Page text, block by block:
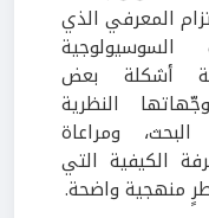
المعرفي الذي
بُغية أشكلة بعض
النظرية
ومراعاة
الكيفية التي
منهجية واضحة.